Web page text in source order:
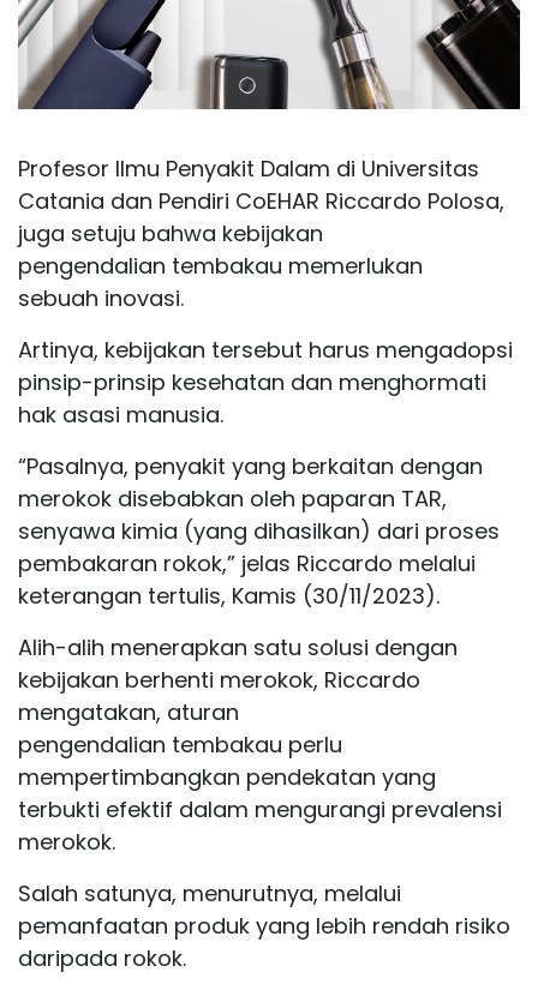
Profesor Ilmu Penyakit Dalam di Universitas
Catania dan Pendiri CoEHAR Riccardo Polosa,
juga setuju bahwa kebijakan
pengendalian tembakau memerlukan
sebuah inovasi.
Artinya, kebijakan tersebut harus mengadopsi
pinsip-prinsip kesehatan dan menghormati
hak asasi manusia.
“Pasalnya, penyakit yang berkaitan dengan
merokok disebabkan oleh paparan TAR,
senyawa kimia (yang dihasilkan) dari proses
pembakaran rokok,” jelas Riccardo melalui
keterangan tertulis, Kamis (30/11/2023).
Alih-alih menerapkan satu solusi dengan
kebijakan berhenti merokok, Riccardo
mengatakan, aturan
pengendalian tembakau perlu
mempertimbangkan pendekatan yang
terbukti efektif dalam mengurangi prevalensi
merokok.
Salah satunya, menurutnya, melalui
pemanfaatan produk yang lebih rendah risiko
daripada rokok.